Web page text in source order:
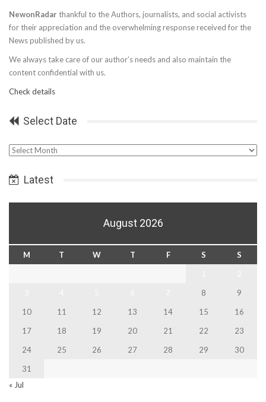
NewonRadar thankful to the Authors, journalists, and social activists
for their appreciation and the overwhelming response received for the
News published by us.
We always take care of our author’s needs and also maintain the
content confidential with us.
Check details
Select Date
Select
Latest
August 2026
M T W T F S
S
8
9
10
11 12 13 14 15
16
17
18 19 20 21 22
23
24
25 26 27 28 29
30
31
« Jul